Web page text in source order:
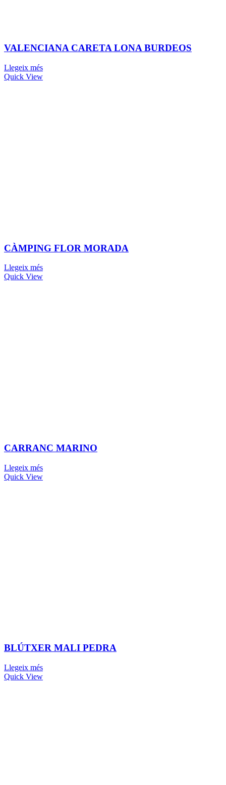
VALENCIANA CARETA LONA BURDEOS
Llegeix més
Quick View
CÀMPING FLOR MORADA
Llegeix més
Quick View
CARRANC MARINO
Llegeix més
Quick View
BLÚTXER MALI PEDRA
Llegeix més
Quick View